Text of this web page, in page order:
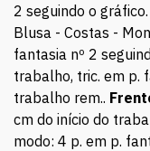
2 seguindo o
Blusa - Costas -
fantasia nº 2
trabalho, tric. em p.
trabalho rem..
cm do início do
modo: 4 p. em p.